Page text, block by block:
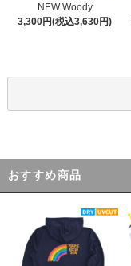
NEW Woody
3,300円(税込3,630円)
おすすめ商品